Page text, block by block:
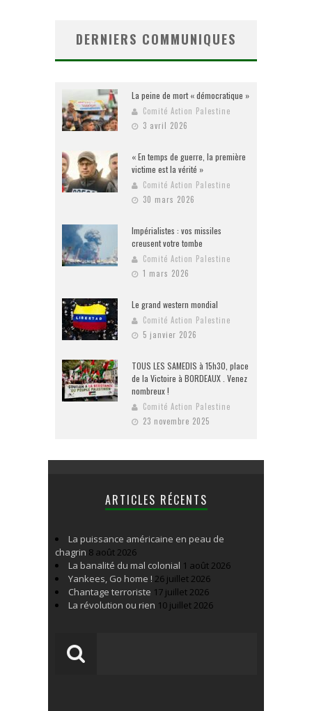
DERNIERS COMMUNIQUES
La peine de mort « démocratique »
Comité Action Palestine
3 avril 2026
« En temps de guerre, la première
victime est la vérité »
Comité Action Palestine
30 mars 2026
Impérialistes : vos missiles
creusent votre tombe
Comité Action Palestine
1 mars 2026
Le grand western mondial
Comité Action Palestine
5 janvier 2026
TOUS LES SAMEDIS à 15h30, place
de la Victoire à BORDEAUX . Venez
nombreux !
Comité Action Palestine
23 novembre 2025
ARTICLES RÉCENTS
La puissance américaine en peau de
chagrin 8 août 2026
La banalité du mal colonial 1 août 2026
Yankees, Go home ! 26 juillet 2026
Chantage terroriste 17 juillet 2026
La révolution ou rien 10 juillet 2026